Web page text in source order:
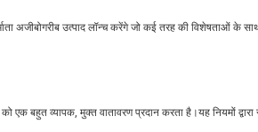
अजीबोगरीब उत्पाद लॉन्च करेंगे जो कई तरह की विशेषताओं के
को एक बहुत व्यापक, मुक्त वातावरण प्रदान करता है।यह नियमों